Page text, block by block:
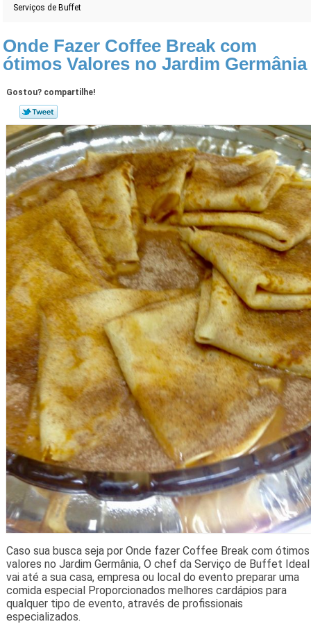
Serviços de Buffet
Onde Fazer Coffee Break com
ótimos Valores no Jardim Germânia
Gostou? compartilhe!
Caso sua busca seja por Onde fazer Coffee Break com ótimos
valores no Jardim Germânia, O chef da Serviço de Buffet Ideal
vai até a sua casa, empresa ou local do evento preparar uma
comida especial Proporcionados melhores cardápios para
qualquer tipo de evento, através de profissionais
especializados.